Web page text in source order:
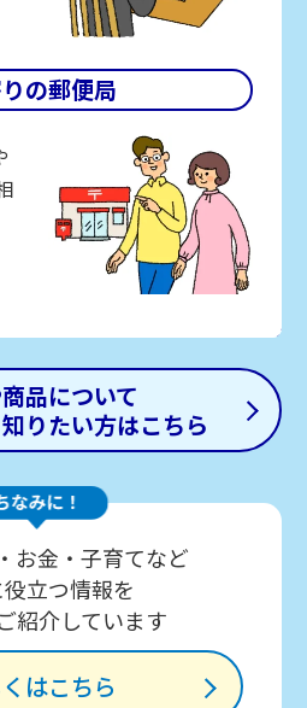
の郵便局
品について
りたい方はこちら
お金・子育てなど
立つ情報を
紹介しています
はこちら